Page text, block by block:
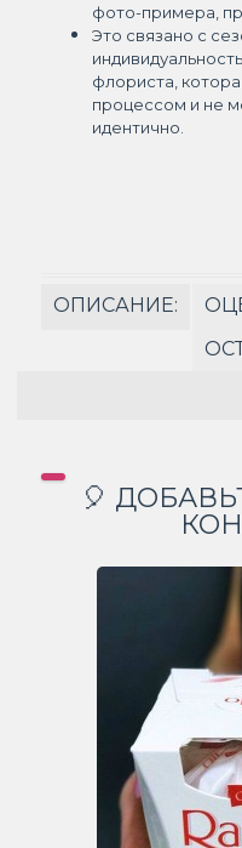
фото-примера,
Это связано с
флориста,
процессом и не
идентично.
ОПИСАНИЕ:
🎈